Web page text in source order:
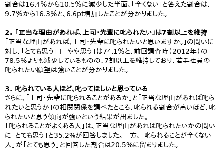
割合は16.4％から10.5％に減少した半面、｢全くない｣と答えた割合は、
9.7％から16.3％と、6.6pt増加したことが分かりました。
2. ｢正当な理由があれば、上司・先輩に叱られたい｣は7割以上を維持
｢正当な理由があれば、上司・先輩に叱られたいと思いますか。｣の問いに
対し、「とても思う」＋「やや思う」は74.1％と、前回調査時（2012年）の
78.5％よりも減少しているものの、7割以上を維持しており、若手社員の
叱られたい願望は強いことが分かりました。
3. 叱られている人ほど、叱ってほしいと思っている
さらに、｢上司・先輩に叱られることがあるか｣と｢正当な理由があれば叱ら
れたいと思うか｣の相関関係を調べたところ、叱られる割合が高いほど、叱
られたいと思う傾向が強いという結果が出ました。
「叱られることがよくある人」は、正当な理由があれば叱られたいかの問い
に「とても思う」と35.2%が回答しました。一方、「叱られることが全くない
人」が「とても思う」と回答した割合は20.5%に留まりました。